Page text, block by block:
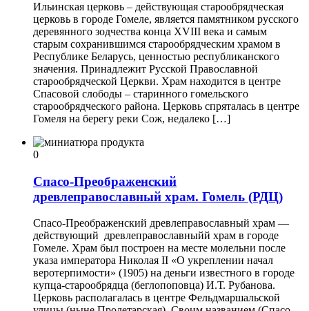
Ильинская церковь – действующая старообрядческая
церковь в городе Гомеле, является памятником русского
деревянного зодчества конца XVIII века и самым
старым сохранившимся старообрядческим храмом в
Республике Беларусь, ценностью республиканского
значения. Принадлежит Русской Православной
старообрядческой Церкви. Храм находится в центре
Спасовой слободы – старинного гомельского
старообрядческого района. Церковь спряталась в центре
Гомеля на берегу реки Сож, недалеко […]
0
Спасо-Преображенский
древлеправославный храм. Гомель (РДЦ)
Спасо-Преображенский древлеправославный храм —
действующий древлеправославныйй храм в городе
Гомеле. Храм был построен на месте молельни после
указа императора Николая II «О укреплении начал
веротерпимости» (1905) на деньги известного в городе
купца-старообрядца (беглопоповца) И.Т. Рубанова.
Церковь располагалась в центре Фельдмаршальской